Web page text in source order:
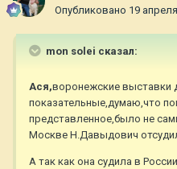
Опубликовано 19
mon solei сказал:
Ася,воронежские выставки
показательные,думаю,что
представленное,было не
Москве Н.Давыдович
А так как она судила в